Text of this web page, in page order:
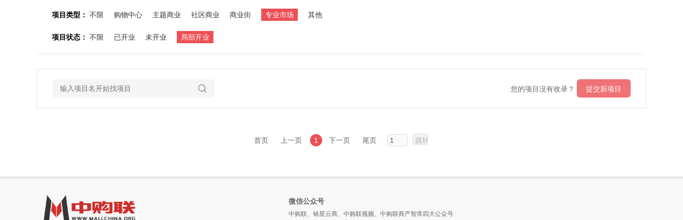
项目类型： 不限 购物中心 主题商业 社区商业 商业街 专业市场 其他
项目状态： 不限 已开业 未开业 局部开业
您的项目没有收录？ 提交新项目
首页 上一页 1 下一页 尾页
微信公众号
中购联、铱星云商、中购联视频、中购联商产智库四大公众号